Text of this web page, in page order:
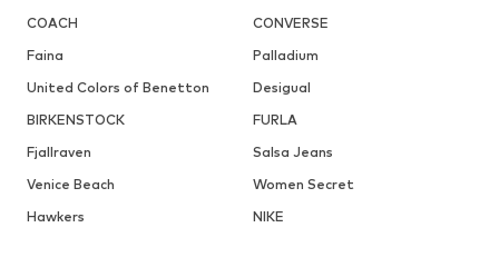
COACH
CONVERSE
Faina
Palladium
United Colors of Benetton
Desigual
BIRKENSTOCK
FURLA
Fjallraven
Salsa Jeans
Venice Beach
Women Secret
Hawkers
NIKE